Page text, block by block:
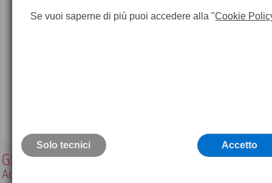
GEV280 -1
Adattatore AC/DC EU per CS35
Se vuoi saperne di più puoi accedere alla "Cookie
Solo tecnici Accetto